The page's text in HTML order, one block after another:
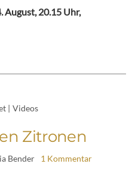
August, 20.15 Uhr,
| Videos
Zitronen
Bender 1 Kommentar